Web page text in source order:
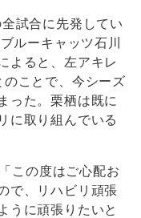
試合に先発してい
ルーキャッツ石川
よると、左アキレ
ことで、今シーズ
った。栗栖は既に
に取り組んでいる
この度はご心配お
で、リハビリ頑張
うに頑張りたいと